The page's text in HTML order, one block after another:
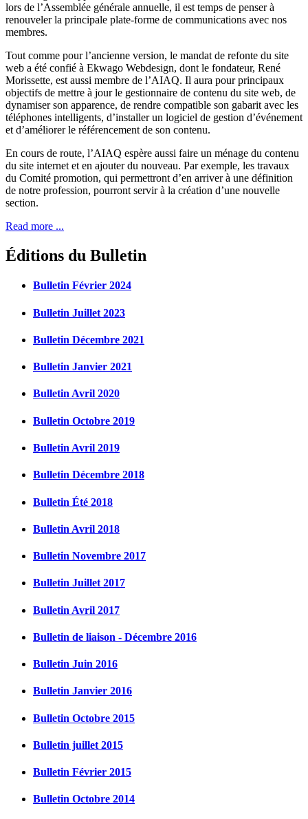
lors de l’Assemblée générale annuelle, il est temps de penser à
renouveler la principale plate-forme de communications avec nos
membres.
Tout comme pour l’ancienne version, le mandat de refonte du site
web a été confié à Ekwago Webdesign, dont le fondateur, René
Morissette, est aussi membre de l’AIAQ. Il aura pour principaux
objectifs de mettre à jour le gestionnaire de contenu du site web, de
dynamiser son apparence, de rendre compatible son gabarit avec les
téléphones intelligents, d’installer un logiciel de gestion d’événement
et d’améliorer le référencement de son contenu.
En cours de route, l’AIAQ espère aussi faire un ménage du contenu
du site internet et en ajouter du nouveau. Par exemple, les travaux
du Comité promotion, qui permettront d’en arriver à une définition
de notre profession, pourront servir à la création d’une nouvelle
section.
Read more ...
Éditions du Bulletin
Bulletin Février 2024
Bulletin Juillet 2023
Bulletin Décembre 2021
Bulletin Janvier 2021
Bulletin Avril 2020
Bulletin Octobre 2019
Bulletin Avril 2019
Bulletin Décembre 2018
Bulletin Été 2018
Bulletin Avril 2018
Bulletin Novembre 2017
Bulletin Juillet 2017
Bulletin Avril 2017
Bulletin de liaison - Décembre 2016
Bulletin Juin 2016
Bulletin Janvier 2016
Bulletin Octobre 2015
Bulletin juillet 2015
Bulletin Février 2015
Bulletin Octobre 2014